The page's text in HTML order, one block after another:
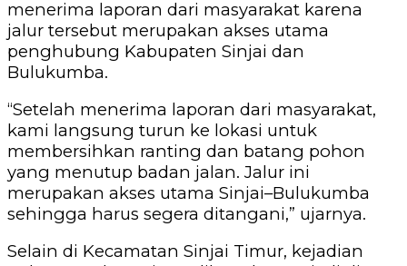
menerima laporan dari masyarakat karena
jalur tersebut merupakan akses utama
penghubung Kabupaten Sinjai dan
Bulukumba.
‎“Setelah menerima laporan dari masyarakat,
kami langsung turun ke lokasi untuk
membersihkan ranting dan batang pohon
yang menutup badan jalan. Jalur ini
merupakan akses utama Sinjai–Bulukumba
sehingga harus segera ditangani,” ujarnya.
‎Selain di Kecamatan Sinjai Timur, kejadian